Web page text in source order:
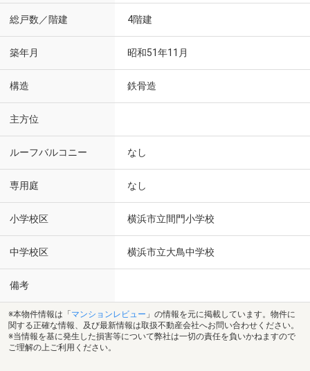
総戸数／階建 4階建
築年月 昭和51年11月
構造 鉄骨造
主方位
ルーフバルコニー なし
専用庭 なし
小学校区 横浜市立間門小学校
中学校区 横浜市立大鳥中学校
備考
※本物件情報は「 マンションレビュー 」の情報を元に掲載しています。物件に
関する正確な情報、及び最新情報は取扱不動産会社へお問い合わせください。
※当情報を基に発生した損害等について弊社は一切の責任を負いかねますので
ご理解の上ご利用ください。